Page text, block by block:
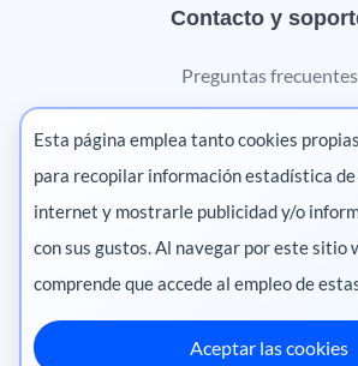
Contacto y
Preguntas frecuentes
Contáctanos
Marketing digital
Pharma
Esta página emplea tanto cookies
para recopilar información estadística
internet y mostrarle publicidad y/o
con sus gustos. Al navegar por este sitio
comprende que accede al empleo de
Aceptar las cookies